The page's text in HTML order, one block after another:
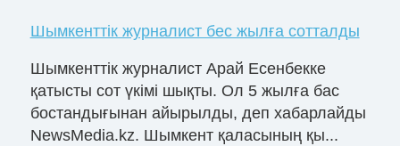
Шымкенттік журналист бес жылға сотталды
Шымкенттік журналист Арай Есенбекке
қатысты сот үкімі шықты. Ол 5 жылға бас
бостандығынан айырылды, деп хабарлайды
NewsMedia.kz. Шымкент қаласының қы...